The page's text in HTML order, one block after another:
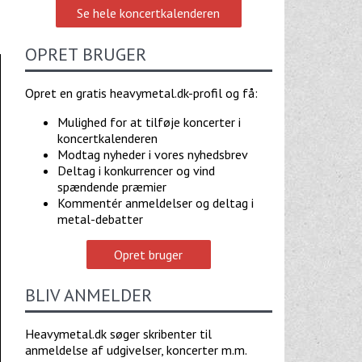
Se hele koncertkalenderen
OPRET BRUGER
Opret en gratis heavymetal.dk-profil og få:
Mulighed for at tilføje koncerter i
koncertkalenderen
Modtag nyheder i vores nyhedsbrev
Deltag i konkurrencer og vind
spændende præmier
Kommentér anmeldelser og deltag i
metal-debatter
Opret bruger
BLIV ANMELDER
Heavymetal.dk søger skribenter til
anmeldelse af udgivelser, koncerter m.m.